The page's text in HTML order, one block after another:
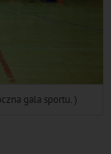
gala sportu. )